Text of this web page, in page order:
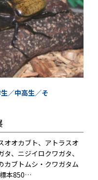
／中高生／そ
オオカブト、アトラスオ
、ニジイロクワガタ、
カブトムシ・クワガタム
本850…